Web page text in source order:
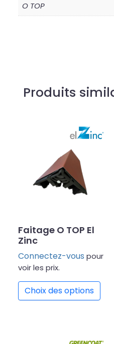
O TOP
Produits
Faitage O TOP El
Zinc
Connectez-vous pour
voir les prix.
Choix des options